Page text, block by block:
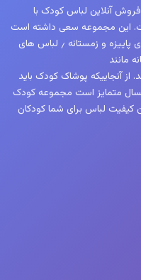
به فعالیت فروش آنلاین لباس کودک با
این مجموعه سعی داشته است
تمام نیازهای کودکان شما را اعم از لباس های پاییزه و زمستانه ٫ لباس های
مانند
کند. از آنجاییکه پوشاک کودک باید
متمایز است مجموعه کودک
کیفیت لباس برای شما کودکان